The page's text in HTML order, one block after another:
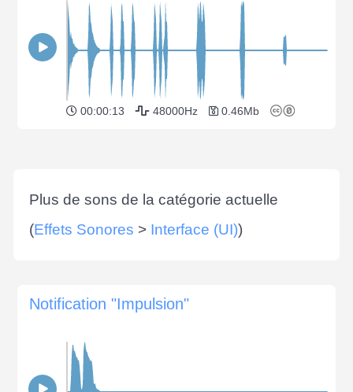
00:00:13 48000Hz 0.46Mb
Plus de sons de la catégorie actuelle
(Effets Sonores > Interface (UI))
Notification "Impulsion"